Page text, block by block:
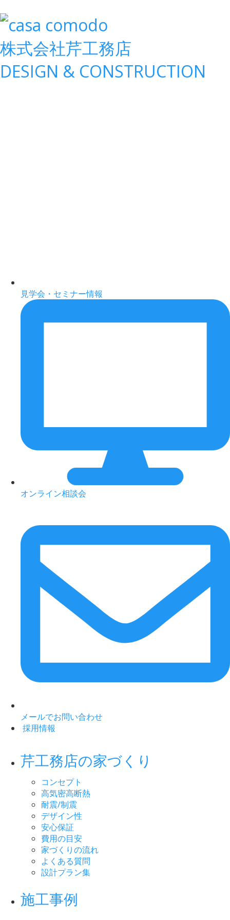
株式会社芹工務店
DESIGN & CONSTRUCTION
見学会・セミナー情報
オンライン相談会
メールでお問い合わせ
採用情報
芹工務店の家づくり
コンセプト
高気密高断熱
耐震/制震
デザイン性
安心保証
費用の目安
家づくりの流れ
よくある質問
設計プラン集
施工事例